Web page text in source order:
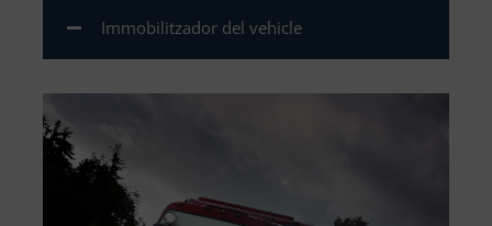
Immobilitzador del vehicle